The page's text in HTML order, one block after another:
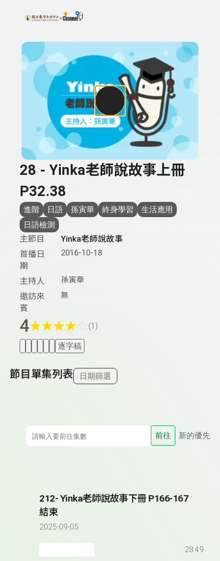
上方功能區塊
搜尋關鍵字：可輸入節目名稱、主持人或關鍵字
28 - Yinka老師說故事上冊
P32.38
進階 日語 孫寅華 終身學習
生活應用
日語檢測
主節目
Yinka老師說故事
首播日
期
2016-10-18
主持人 孫寅華
邀訪來
賓
無
4★★★★ (1)
逐字稿
節目單集列表 日期篩選
前往 新的優先
212- Yinka老師說故事下冊 P166-167
結束
2025-09-05
28:49